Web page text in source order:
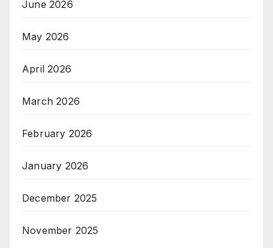
June 2026
May 2026
April 2026
March 2026
February 2026
January 2026
December 2025
November 2025